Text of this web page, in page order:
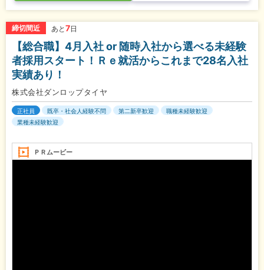
締切間近 あと 7日
【総合職】4月入社 or 随時入社から選べる未経験
者採用スタート！Ｒｅ就活からこれまで28名入社
実績あり！
株式会社ダンロップタイヤ
正社員 既卒・社会人経験不問 第二新卒歓迎
職種未経験歓迎
業種未経験歓迎
ＰＲムービー